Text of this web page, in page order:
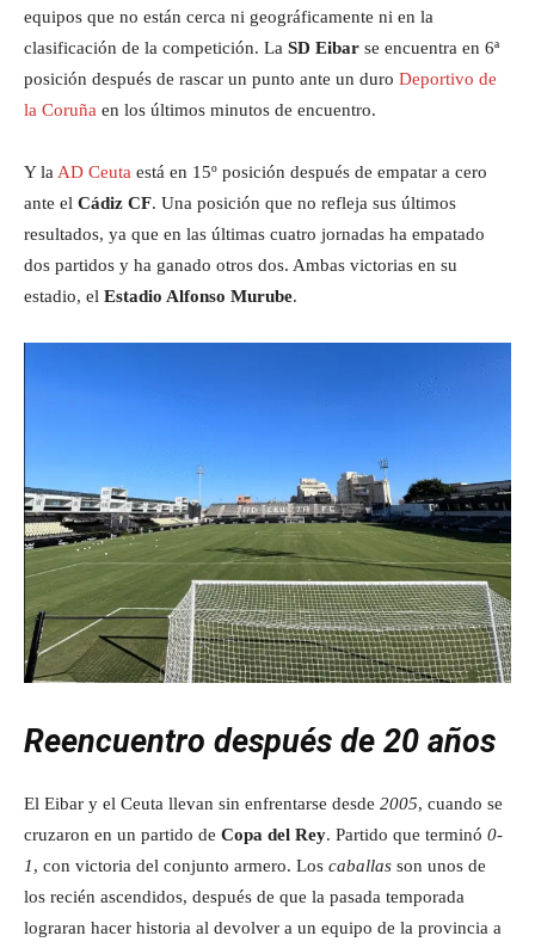
equipos que no están cerca ni geográficamente ni en la
clasificación de la competición. La SD Eibar se encuentra en 6ª
posición después de rascar un punto ante un duro Deportivo de
la Coruña en los últimos minutos de encuentro.
Y la AD Ceuta está en 15º posición después de empatar a cero
ante el Cádiz CF. Una posición que no refleja sus últimos
resultados, ya que en las últimas cuatro jornadas ha empatado
dos partidos y ha ganado otros dos. Ambas victorias en su
estadio, el Estadio Alfonso Murube.
Reencuentro después de 20 años
El Eibar y el Ceuta llevan sin enfrentarse desde 2005, cuando se
cruzaron en un partido de Copa del Rey. Partido que terminó 0-
1, con victoria del conjunto armero. Los caballas son unos de
los recién ascendidos, después de que la pasada temporada
lograran hacer historia al devolver a un equipo de la provincia a